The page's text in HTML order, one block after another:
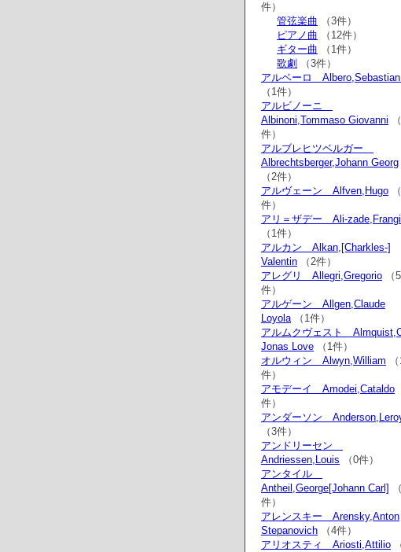
件）
管弦楽曲 （3件）
ピアノ曲 （12件）
ギター曲 （1件）
歌劇
（3件）
アルベーロ
（1件）
アルビノーニ
Albinoni,Tommaso Giovanni
件）
アルブレヒツベルガー
Albrechtsberger,Johann Georg
（2件）
アルヴェーン Alfven,Hugo
件）
アリ＝ザデー Ali-
（1件）
アルカン Alkan,[Charkles-]
Valentin （2件）
アレグリ Allegri,Gregorio （5
件）
アルゲーン Allgen,Claude
Loyola（1件）
アルムクヴェスト
Jonas Love （1件）
オルウィン Alwyn,William
件）
アモデーイ Amodei,Cataldo
件）
アンダーソン
（3件）
アンドリーセン
Andriessen,Louis （0件）
アンタイル
Antheil,George[Johann Carl]
件）
アレンスキー Arensky,Anton
Stepanovich （4件）
アリオスティ Ariosti,Attilio